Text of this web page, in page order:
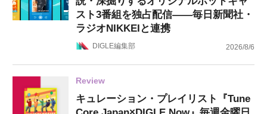
スト3番組を独占配信——毎日新聞社・
ラジオNIKKEIと連携
DIGLE編集部 2026/8/6
Review
キュレーション・プレイリスト『Tune